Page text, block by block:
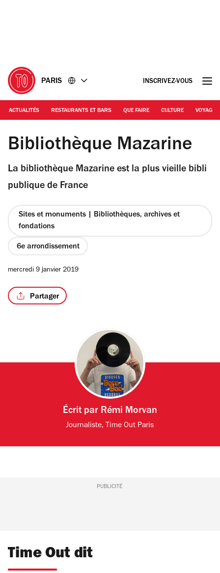
PARIS INSCRIVEZ-VOUS
ACTUALITÉS RESTAURANTS ET BARS QUE FAIRE CULTURE VOYAGE
© Marie-Lan Nguyen
Bibliothèque Mazarine
La bibliothèque Mazarine est la plus vieille bibli
publique de France
Sites et monuments | Bibliothèques, archives et
fondations
6e arrondissement
mercredi 9 janvier 2019
Partager
Écrit par Rémi Morvan
Journaliste, Time Out Paris
PUBLICITÉ
Time Out dit